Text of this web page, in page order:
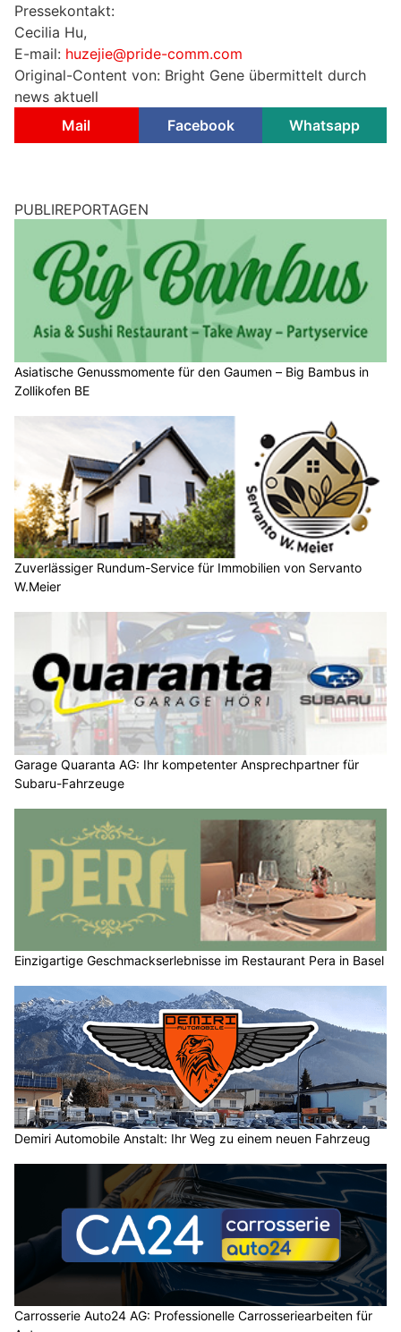
Pressekontakt:
Cecilia Hu,
E-mail: huzejie@pride-comm.com
Original-Content von: Bright Gene übermittelt durch
news aktuell
Mail
Facebook Whatsapp
PUBLIREPORTAGEN
Asiatische Genussmomente für den Gaumen – Big Bambus in
Zollikofen BE
Zuverlässiger Rundum-Service für Immobilien von Servanto
W.Meier
Garage Quaranta AG: Ihr kompetenter Ansprechpartner für
Subaru-Fahrzeuge
Einzigartige Geschmackserlebnisse im Restaurant Pera in Basel
Demiri Automobile Anstalt: Ihr Weg zu einem neuen Fahrzeug
Carrosserie Auto24 AG: Professionelle Carrosseriearbeiten für